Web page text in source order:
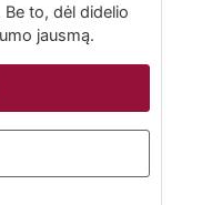
to, dėl didelio
jausmą.